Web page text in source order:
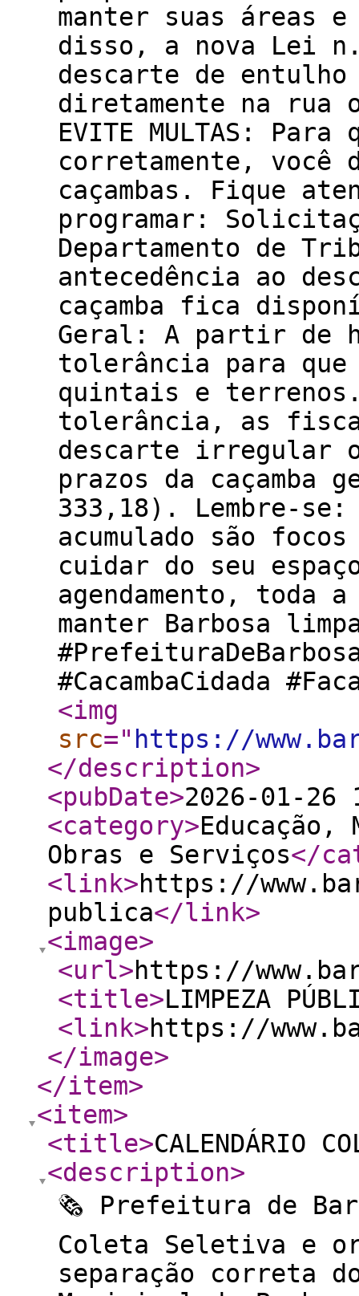
manter suas áreas
disso, a nova Lei
descarte de
diretamente na rua
EVITE MULTAS:
corretamente,
caçambas. Fique
programar:
Departamento de
antecedência ao
caçamba fica
Geral: A partir de
tolerância para que
quintais e terrenos.
tolerância, as
descarte irregular
prazos da caçamba
333,18). Lembre-
acumulado são
cuidar do seu
agendamento, toda
manter Barbosa
#CacambaCidada
<img
src=" https://
</description>
<pubDate>2026-01-26
<category>
Obras e Serviços</
<link>https://
publica</link>
<image>
<url>https://
<title>LIMPEZA
<link>https://
</image>
</item>
<item>
<title>CALENDÁRIO
<description>
🗞️ Prefeitura de
Coleta Seletiva e
separação correta